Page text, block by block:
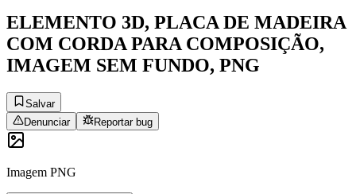
ELEMENTO 3D, PLACA DE MADEIRA
COM CORDA PARA COMPOSIÇÃO,
IMAGEM SEM FUNDO, PNG
Salvar
Denunciar
Reportar bug
Imagem PNG